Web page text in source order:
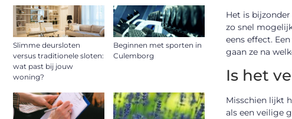
Slimme deursloten
versus traditionele sloten:
wat past bij jouw
woning?
Beginnen met sporten in
Culemborg
Het is
zo snel
eens effect.
gaan ze na
Is het
Misschien lijkt
als een veilige